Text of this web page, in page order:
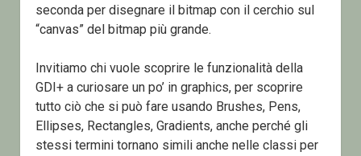
seconda per disegnare il bitmap con il cerchio sul
“canvas” del bitmap più grande.
Invitiamo chi vuole scoprire le funzionalità della
GDI+ a curiosare un po’ in graphics, per scoprire
tutto ciò che si può fare usando Brushes, Pens,
Ellipses, Rectangles, Gradients, anche perché gli
stessi termini tornano simili anche nelle classi per